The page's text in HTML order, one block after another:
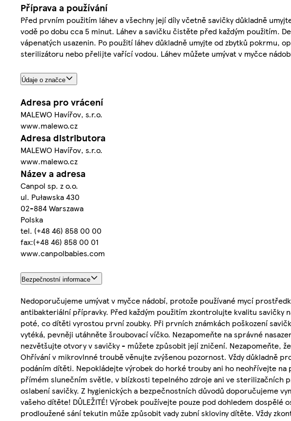
Příprava a používání
Před prvním použitím láhev a všechny její díly včetně savičky důkladně
vodě po dobu cca 5 minut. Láhev a savičku čistěte před každým použitím.
vápenatých usazenin. Po použití láhev důkladně umyjte od zbytků pokrmu,
sterilizátoru nebo přelijte vařící vodou. Láhev můžete umývat v myčce
Údaje o značce
Adresa pro vrácení
MALEWO Havířov, s.r.o.
www.malewo.cz
Adresa distributora
MALEWO Havířov, s.r.o.
www.malewo.cz
Název a adresa
Canpol sp. z o.o.
ul. Puławska 430
02-884 Warszawa
Polska
tel. (+48 46) 858 00 00
fax:(+48 46) 858 00 01
www.canpolbabies.com
Bezpečnostní informace
Nedoporučujeme umývat v myčce nádobí, protože používané mycí
antibakteriální přípravky. Před každým použitím zkontrolujte kvalitu savičky
poté, co dítěti vyrostou první zoubky. Při prvních známkách poškození
vytéká, pevněji utáhněte šroubovací víčko. Nezapomeňte na správné
nezvětšujte otvory v savičky - můžete způsobit její zničení. Nezapomeňte,
Ohřívání v mikrovlnné troubě věnujte zvýšenou pozornost. Vždy důkladně
podáním dítěti. Nepokládejte výrobek do horké trouby ani ho neohřívejte
přímém slunečním světle, v blízkosti tepelného zdroje ani ve
oslabení savičky. Z hygienických a bezpečnostních důvodů doporučujeme
vašeho dítěte! DŮLEŽITÉ! Výrobek používejte pouze pod dohledem dospělé
prodloužené sání tekutin může způsobit vady zubní skloviny dítěte. Vždy